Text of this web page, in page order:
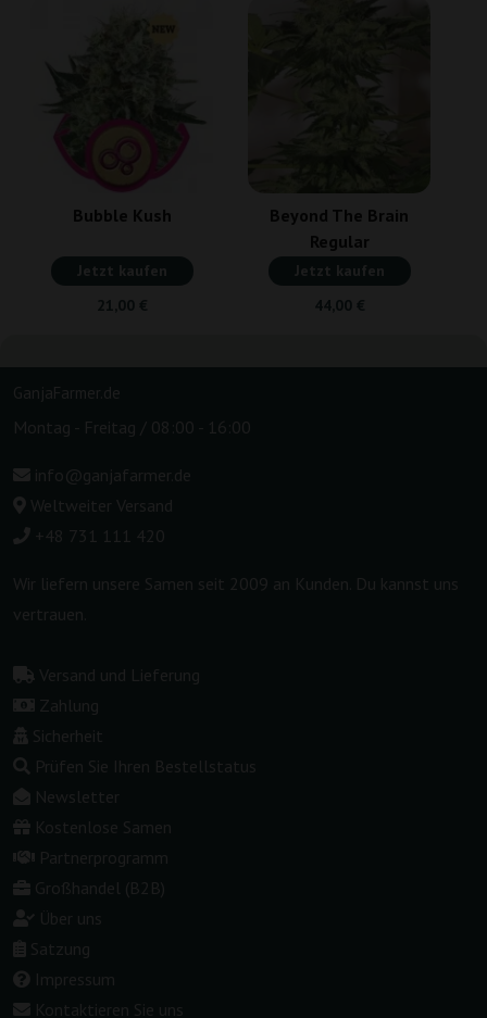
Bubble Kush
Jetzt kaufen
21,00 €
Beyond The Brain
Regular
Jetzt kaufen
44,00 €
GanjaFarmer.de
Montag - Freitag / 08:00 - 16:00
info@ganjafarmer.de
Weltweiter Versand
+48 731 111 420
Wir liefern unsere Samen seit 2009 an Kunden. Du kannst uns
vertrauen.
Versand und Lieferung
Zahlung
Sicherheit
Prüfen Sie Ihren Bestellstatus
Newsletter
Kostenlose Samen
Partnerprogramm
Großhandel (B2B)
Über uns
Satzung
Impressum
Kontaktieren Sie uns